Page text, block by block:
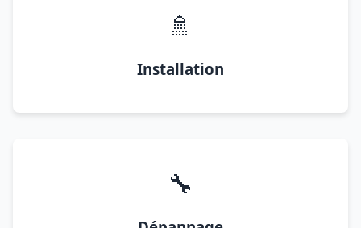
🚿
Installation
🔧